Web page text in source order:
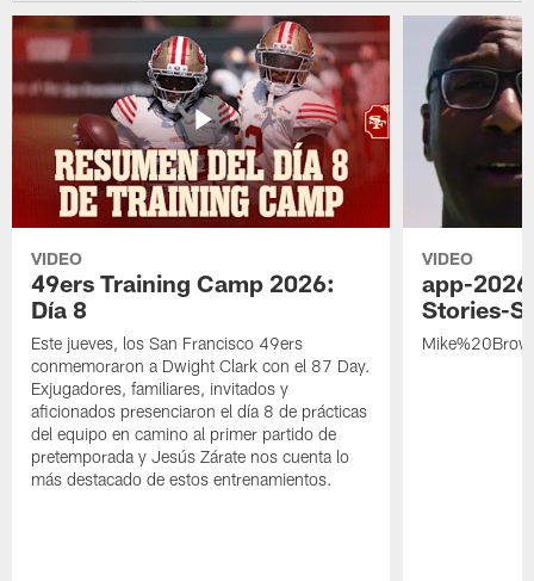
VIDEO
49ers Training Camp 2026:
Día 8
Este jueves, los San Francisco 49ers
conmemoraron a Dwight Clark con el 87 Day.
Exjugadores, familiares, invitados y
aficionados presenciaron el día 8 de prácticas
del equipo en camino al primer partido de
pretemporada y Jesús Zárate nos cuenta lo
más destacado de estos entrenamientos.
VIDEO
app-
Stories-